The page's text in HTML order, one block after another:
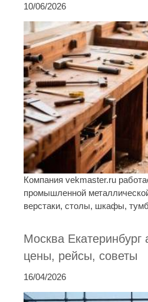
10/06/2026
Компания vekmaster.ru
промышленной
верстаки, столы, шкафы,
Москва Екатеринбург
цены, рейсы, советы
16/04/2026